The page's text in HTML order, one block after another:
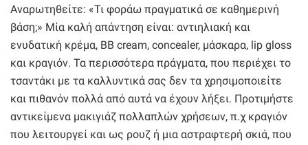
Αναρωτηθείτε: «Τι φοράω πραγματικά σε καθημερινή
βάση;» Μία καλή απάντηση είναι: αντιηλιακή και
ενυδατική κρέμα, BB cream, concealer, μάσκαρα, lip gloss
και κραγιόν. Τα περισσότερα πράγματα, που περιέχει το
τσαντάκι με τα καλλυντικά σας δεν τα χρησιμοποιείτε
και πιθανόν πολλά από αυτά να έχουν λήξει. Προτιμήστε
αντικείμενα μακιγιάζ πολλαπλών χρήσεων, π.χ κραγιόν
που λειτουργεί και ως ρουζ ή μια αστραφτερή σκιά, που